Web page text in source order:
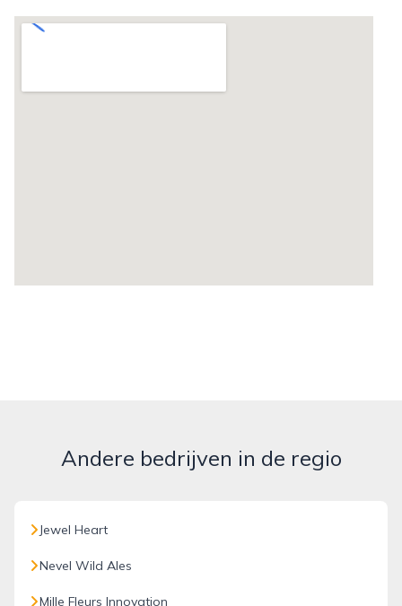
Andere bedrijven in de regio
Jewel Heart
Nevel Wild Ales
Mille Fleurs Innovation